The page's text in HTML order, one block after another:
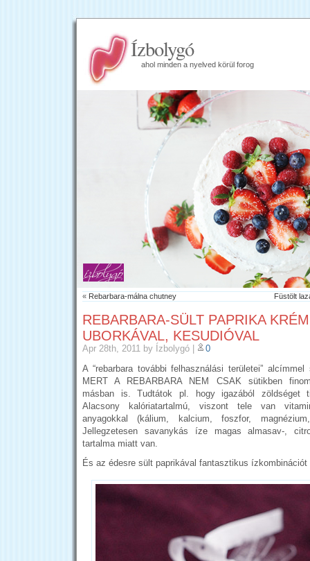
Ízbolygó
ahol minden a nyelved körül forog
« Rebarbara-málna chutney Füstölt
REBARBARA-SÜLT PAPRIKA
UBORKÁVAL, KESUDIÓVAL
Apr 28th, 2011 by Ízbolygó |
0
A “rebarbara további felhasználási területei”
MERT A REBARBARA NEM CSAK sütikben
másban is. Tudtátok pl. hogy igazából zöldséget
Alacsony kalóriatartalmú, viszont tele van
anyagokkal (kálium, kalcium, foszfor,
Jellegzetesen savanykás íze magas almasav-,
tartalma miatt van.
És az édesre sült paprikával fantasztikus ízkombinációt